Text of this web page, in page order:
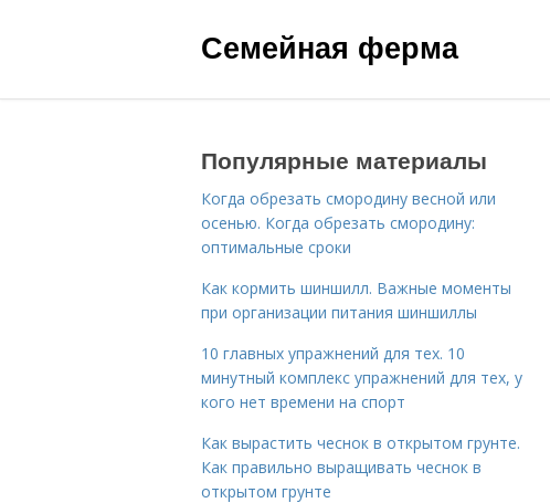
Семейная ферма
Популярные материалы
Когда обрезать смородину весной или
осенью. Когда обрезать смородину:
оптимальные сроки
Как кормить шиншилл. Важные моменты
при организации питания шиншиллы
10 главных упражнений для тех. 10
минутный комплекс упражнений для тех, у
кого нет времени на спорт
Как вырастить чеснок в открытом грунте.
Как правильно выращивать чеснок в
открытом грунте